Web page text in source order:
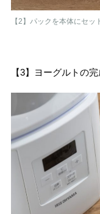
【2】パックを本体にセ
【3】ヨーグルトの完